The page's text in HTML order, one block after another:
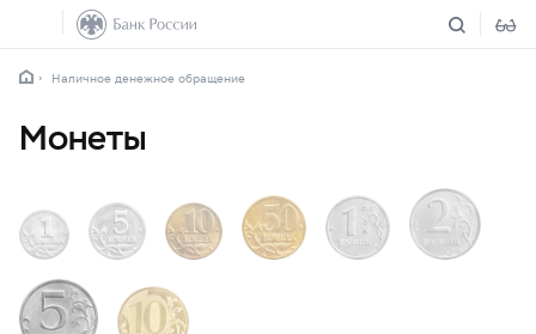
Наличное денежное обращение
Монеты